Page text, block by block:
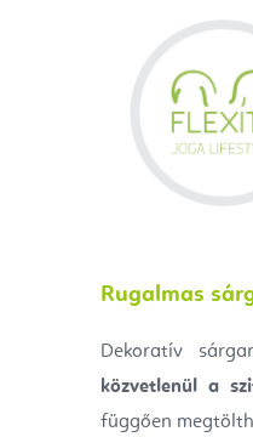
Rugalmas
Dekoratív
közvetlenül a
függően